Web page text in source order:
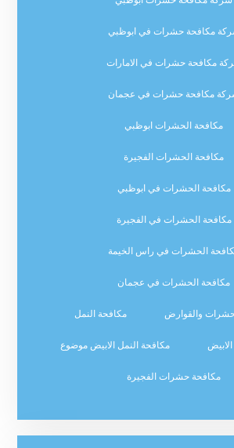
مكافحة حشرات في ابوظبي
مكافحة حشرات في الامارات
مكافحة حشرات في عجمان
مكافحة الحشرات ابوظبي
مكافحة الحشرات الفجيرة
مكافحة الحشرات في ابوظبي
مكافحة الحشرات في الفجيرة
الحشرات في راس الخيمة
مكافحة الحشرات في عجمان
والقوارض مكافحة النمل
مكافحة النمل الابيض موضوع
مكافحة حشرات الفجيرة